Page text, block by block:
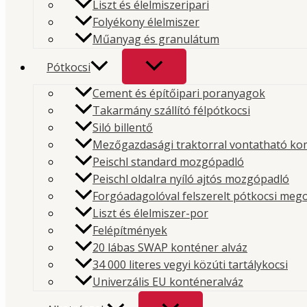
Liszt és élelmiszeripari
Folyékony élelmiszer
Műanyag és granulátum
Pótkocsi
Cement és építőipari poranyagok
Takarmány szállító félpótkocsi
Siló billentő
Mezőgazdasági traktorral vontatható
Peischl standard mozgópadló
Peischl oldalra nyíló ajtós mozgópadló
Forgóadagolóval felszerelt pótkocsi
Liszt és élelmiszer-por
Felépítmények
20 lábas SWAP konténer alváz
34 000 literes vegyi közúti tartálykocsi
Univerzális EU konténeralváz
Herose biztonsági
Prémium minőségű hidraulika és
Weboldal
Hidraulika
Kompresszor
Pótkocsi
Alkatrészek
Fotógaléria